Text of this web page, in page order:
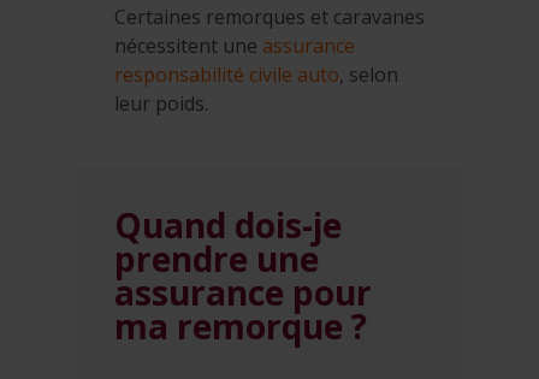
Certaines remorques et caravanes
nécessitent une assurance
responsabilité civile auto, selon
leur poids.
Quand dois-je
prendre une
assurance pour
ma remorque ?